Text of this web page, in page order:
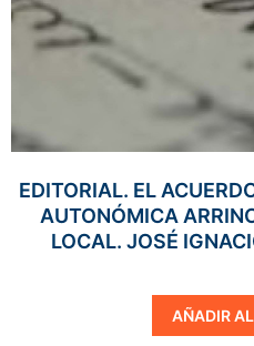
EDITORIAL. EL
AUTONÓMICA
LOCAL. JOSÉ
AÑADIR